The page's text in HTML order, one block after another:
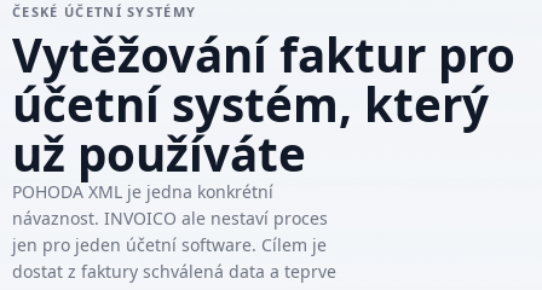
ČESKÉ ÚČETNÍ SYSTÉMY
Vytěžování faktur pro
účetní systém, který
už používáte
POHODA XML je jedna konkrétní
návaznost. INVOICO ale nestaví proces
jen pro jeden účetní software. Cílem je
dostat z faktury schválená data a teprve